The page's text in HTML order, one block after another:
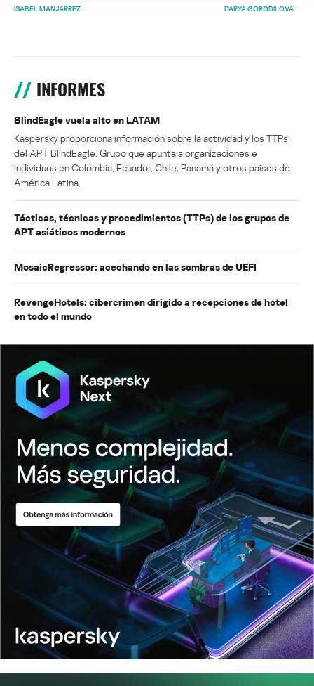
ISABEL MANJARREZ
DARYA GORODILOVA
INFORMES
BlindEagle vuela alto en LATAM
Kaspersky proporciona información sobre la actividad y los TTPs
del APT BlindEagle. Grupo que apunta a organizaciones e
individuos en Colombia, Ecuador, Chile, Panamá y otros países de
América Latina.
Tácticas, técnicas y procedimientos (TTPs) de los grupos de
APT asiáticos modernos
MosaicRegressor: acechando en las sombras de UEFI
RevengeHotels: cibercrimen dirigido a recepciones de hotel
en todo el mundo